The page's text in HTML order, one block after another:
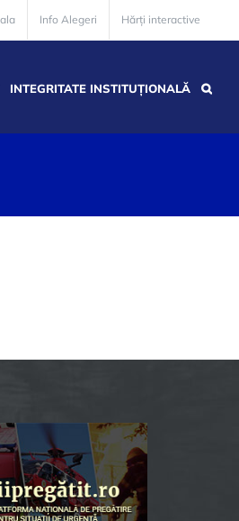
Info Alegeri Hărți interactive
INTEGRITATE INSTITUȚIONALĂ